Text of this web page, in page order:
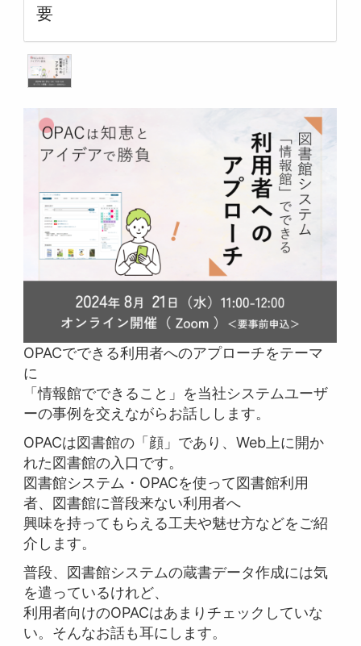
要
OPACでできる利用者へのアプローチをテーマ
に
「情報館でできること」を当社システムユーザ
ーの事例を交えながらお話しします。
OPACは図書館の「顔」であり、Web上に開か
れた図書館の入口です。
図書館システム・OPACを使って図書館利用
者、図書館に普段来ない利用者へ
興味を持ってもらえる工夫や魅せ方などをご紹
介します。
普段、図書館システムの蔵書データ作成には気
を遣っているけれど、
利用者向けのOPACはあまりチェックしていな
い。そんなお話も耳にします。